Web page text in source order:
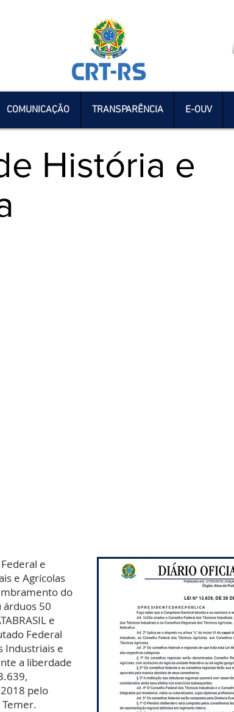
COMUNICAÇÃO TRANSPARÊNCIA E-OUV
História e
e
e Agrícolas
do
árduos 50
e
Federal
Industriais e
a liberdade
pelo